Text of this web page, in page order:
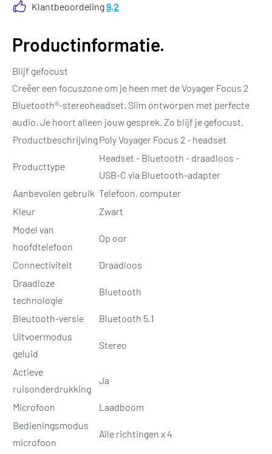
Klantbeoordeling9,2
Productinformatie.
Blijf gefocust
Creëer een focuszone om je heen met de Voyager Focus 2
Bluetooth®-stereoheadset. Slim ontworpen met perfecte
audio. Je hoort alleen jouw gesprek. Zo blijf je gefocust.
ProductbeschrijvingPoly Voyager Focus 2 - headset
Producttype
Headset - Bluetooth - draadloos -
USB-C via Bluetooth-adapter
Aanbevolen gebruik Telefoon, computer
Kleur
Zwart
Model van
hoofdtelefoon
Op oor
Connectiviteit
Draadloos
Draadloze
technologie
Bluetooth
Bleutooth-versie
Bluetooth 5.1
Uitvoermodus
geluid
Stereo
Actieve
ruisonderdrukking
Ja
Microfoon
Laadboom
Bedieningsmodus
microfoon
Alle richtingen x 4